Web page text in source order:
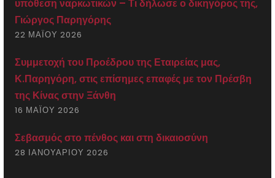
υπόθεση ναρκωτικών – Τι δήλωσε ο δικηγόρος της,
Γιώργος Παρηγόρης
22 ΜΑΪ́ΟΥ 2026
Συμμετοχή του Προέδρου της Εταιρείας μας,
Κ.Παρηγόρη, στις επίσημες επαφές με τον Πρέσβη
της Κίνας στην Ξάνθη
16 ΜΑΪ́ΟΥ 2026
Σεβασμός στο πένθος και στη δικαιοσύνη
28 ΙΑΝΟΥΑΡΊΟΥ 2026